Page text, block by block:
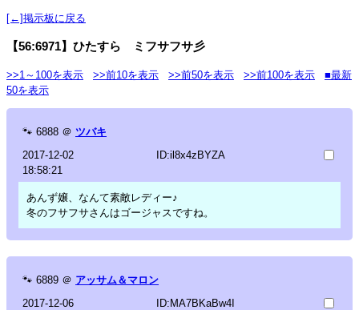
[←]掲示板に戻る
【56:6971】ひたすら ミフサフサ彡
>>1～100を表示 >>前10を表示 >>前50を表示 >>前100を表示
■最新
50を表示
🐾 6888 ＠ ツバキ
2017-12-02
18:58:21
ID:il8x4zBYZA
あんず嬢、なんて素敵レディー♪
冬のフサフサさんはゴージャスですね。
🐾 6889 ＠ アッサム＆マロン
2017-12-06
ID:MA7BKaBw4I